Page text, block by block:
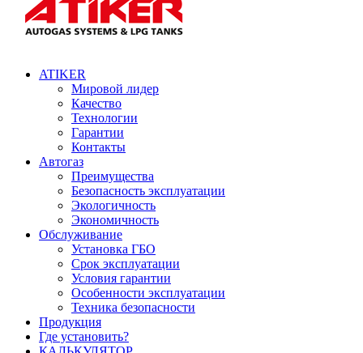
ATIKER
Мировой лидер
Качество
Технологии
Гарантии
Контакты
Автогаз
Преимущества
Безопасность эксплуатации
Экологичность
Экономичность
Обслуживание
Установка ГБО
Срок эксплуатации
Условия гарантии
Особенности эксплуатации
Техника безопасности
Продукция
Где установить?